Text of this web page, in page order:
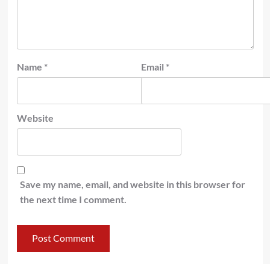
Name * Email *
Website
Save my name, email, and website in this browser for
the next time I comment.